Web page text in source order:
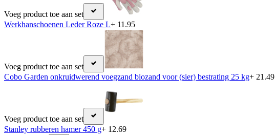
Voeg product toe aan set
Werkhanschoenen Leder Roze L+ 11.95
Voeg product toe aan set
Cobo Garden onkruidwerend voegzand biozand voor (sier) bestrating 25 kg+ 21.49
Voeg product toe aan set
Stanley rubberen hamer 450 g+ 12.69